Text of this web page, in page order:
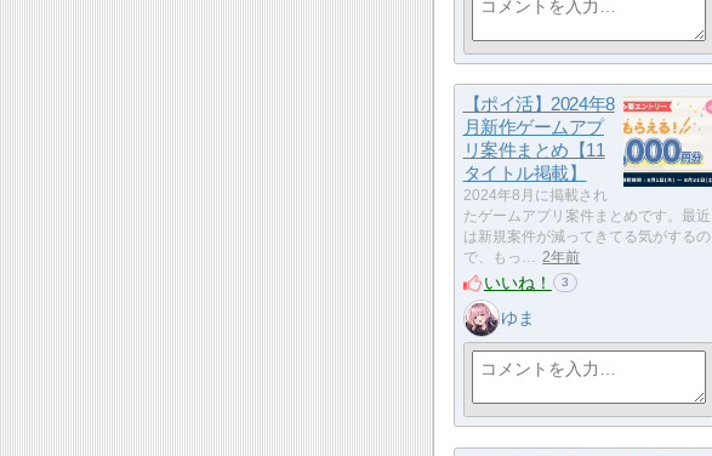
【ポイ活】2024年8
月新作ゲームアプ
リ案件まとめ【11
タイトル掲載】
2024年8月に掲載され
たゲームアプリ案件まとめです。最近
は新規案件が減ってきてる気がするの
で、もっ… 2年前
いいね！ 3
ゆま